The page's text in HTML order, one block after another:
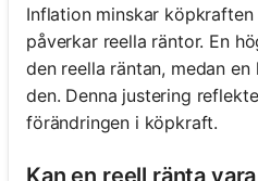
Inflation minskar
påverkar reella räntor. En
den reella räntan, medan
den. Denna justering
förändringen i köpkraft.
Kan en reell ränta